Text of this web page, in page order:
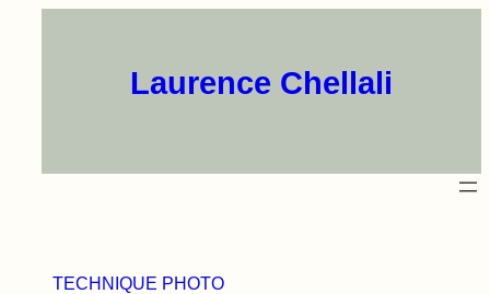
Laurence Chellali
TECHNIQUE PHOTO